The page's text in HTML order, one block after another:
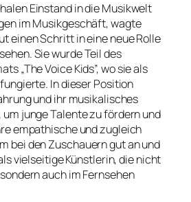
Einstand in die Musikwelt
im Musikgeschäft, wagte
einen Schritt in eine neue Rolle
Sie wurde Teil des
„The Voice Kids”, wo sie als
In dieser Position
und ihr musikalisches
junge Talente zu fördern und
empathische und zugleich
bei den Zuschauern gut an und
vielseitige Künstlerin, die nicht
auch im Fernsehen